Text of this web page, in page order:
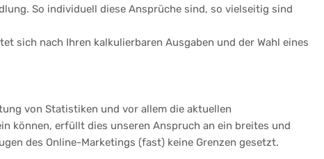
So individuell diese Ansprüche sind, so vielseitig sind
sich nach Ihren kalkulierbaren Ausgaben und der Wahl eines
von Statistiken und vor allem die aktuellen
können, erfüllt dies unseren Anspruch an ein breites und
des Online-Marketings (fast) keine Grenzen gesetzt.